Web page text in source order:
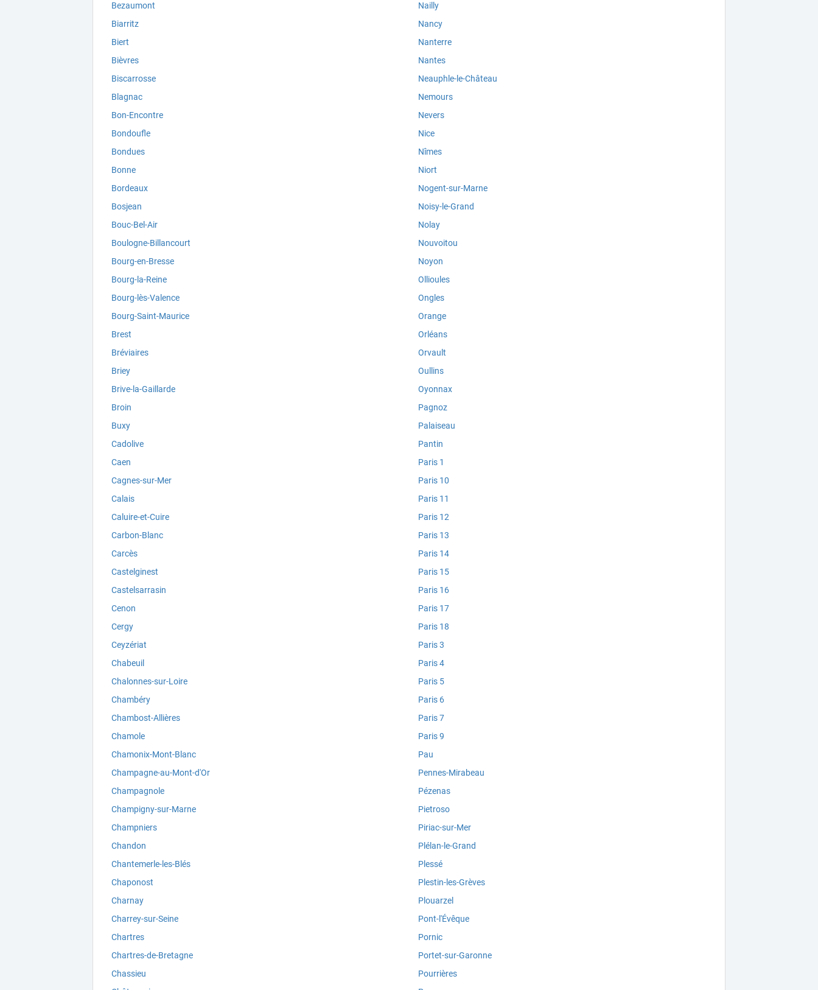
Bezaumont
Biarritz
Biert
Bièvres
Biscarrosse
Blagnac
Bon-Encontre
Bondoufle
Bondues
Bonne
Bordeaux
Bosjean
Bouc-Bel-Air
Boulogne-Billancourt
Bourg-en-Bresse
Bourg-la-Reine
Bourg-lès-Valence
Bourg-Saint-Maurice
Brest
Bréviaires
Briey
Brive-la-Gaillarde
Broin
Buxy
Cadolive
Caen
Cagnes-sur-Mer
Calais
Caluire-et-Cuire
Carbon-Blanc
Carcès
Castelginest
Castelsarrasin
Cenon
Cergy
Ceyzériat
Chabeuil
Chalonnes-sur-Loire
Chambéry
Chambost-Allières
Chamole
Chamonix-Mont-Blanc
Champagne-au-Mont-d'Or
Champagnole
Champigny-sur-Marne
Champniers
Chandon
Chantemerle-les-Blés
Chaponost
Charnay
Charrey-sur-Seine
Chartres
Chartres-de-Bretagne
Chassieu
Nailly
Nancy
Nanterre
Nantes
Neauphle-le-Château
Nemours
Nevers
Nice
Nîmes
Niort
Nogent-sur-Marne
Noisy-le-Grand
Nolay
Nouvoitou
Noyon
Ollioules
Ongles
Orange
Orléans
Orvault
Oullins
Oyonnax
Pagnoz
Palaiseau
Pantin
Paris 1
Paris 10
Paris 11
Paris 12
Paris 13
Paris 14
Paris 15
Paris 16
Paris 17
Paris 18
Paris 3
Paris 4
Paris 5
Paris 6
Paris 7
Paris 9
Pau
Pennes-Mirabeau
Pézenas
Pietroso
Piriac-sur-Mer
Plélan-le-Grand
Plessé
Plestin-les-Grèves
Plouarzel
Pont-l'Évêque
Pornic
Portet-sur-Garonne
Pourrières